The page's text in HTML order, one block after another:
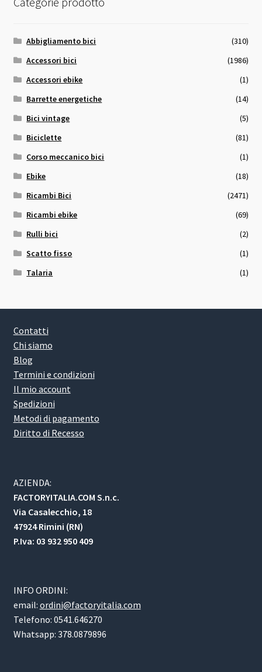
Abbigliamento bici
(310)
Accessori bici
(1986)
Accessori ebike
(1)
Barrette energetiche
(14)
Bici vintage
(5)
Biciclette
(81)
Corso meccanico bici
(1)
Ebike
(18)
Ricambi Bici
(2471)
Ricambi ebike
(69)
Rulli bici
(2)
Scatto fisso
(1)
Talaria
(1)
Contatti
Chi siamo
Blog
Termini e condizioni
Il mio account
Spedizioni
Metodi di pagamento
Diritto di Recesso
AZIENDA:
FACTORYITALIA.COM S.n.c.
Via Casalecchio, 18
47924 Rimini (RN)
P.Iva: 03 932 950 409
INFO ORDINI:
email: ordini@factoryitalia.com
Telefono: 0541.646270
Whatsapp: 378.0879896